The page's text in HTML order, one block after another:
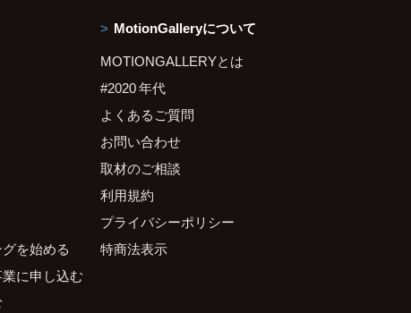
を始める
に申し込む
MotionGalleryについて
MOTIONGALLERYとは
#2020 年代
よくあるご質問
お問い合わせ
取材のご相談
利用規約
プライバシーポリシー
特商法表示